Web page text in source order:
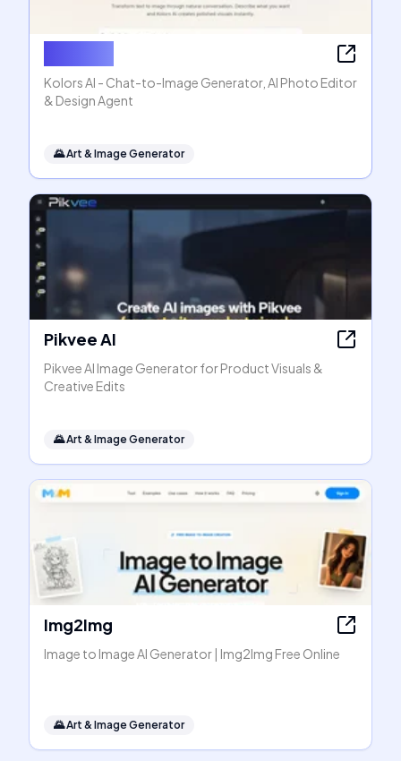
Kolors AI - Chat-to-Image Generator, AI Photo Editor
& Design Agent
🌄Art & Image Generator
Pikvee AI
Pikvee AI Image Generator for Product Visuals &
Creative Edits
🌄Art & Image Generator
Img2Img
Image to Image AI Generator | Img2Img Free Online
🌄Art & Image Generator